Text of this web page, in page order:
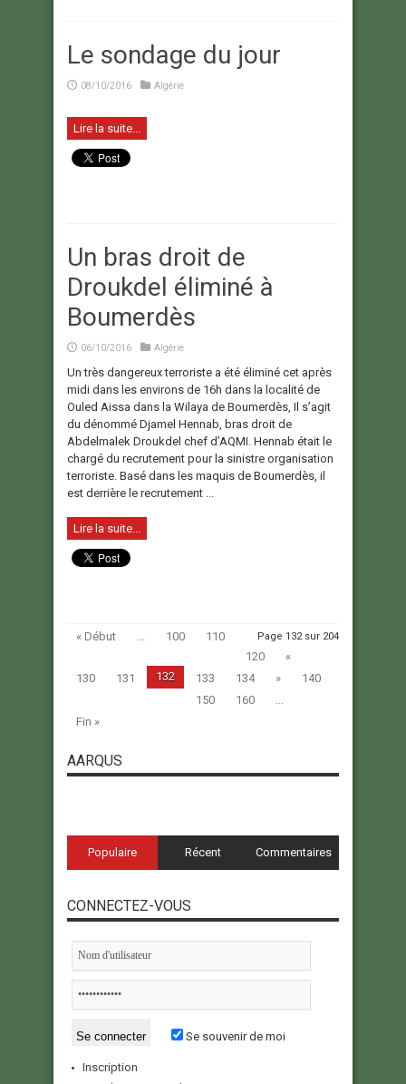
Le sondage du jour
08/10/2016 Algérie
Lire la suite...
Un bras droit de
Droukdel éliminé à
Boumerdès
06/10/2016 Algérie
Un très dangereux terroriste a été éliminé cet après
midi dans les environs de 16h dans la localité de
Ouled Aissa dans la Wilaya de Boumerdès, Il s’agit
du dénommé Djamel Hennab, bras droit de
Abdelmalek Droukdel chef d’AQMI. Hennab était le
chargé du recrutement pour la sinistre organisation
terroriste. Basé dans les maquis de Boumerdès, il
est derrière le recrutement ...
Lire la suite...
Page 132 sur 204
« Début ... 100
110
120
«
130
131 132 133 134 »
140
150
160
...
Fin »
AARQUS
Populaire Récent Commentaires
CONNECTEZ-VOUS
Se souvenir de moi
Inscription